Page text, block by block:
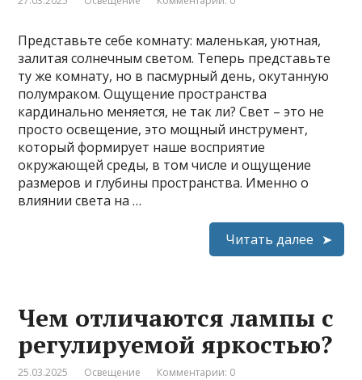
Представьте себе комнату: маленькая, уютная,
залитая солнечным светом. Теперь представьте
ту же комнату, но в пасмурный день, окутанную
полумраком. Ощущение пространства
кардинально меняется, не так ли? Свет – это не
просто освещение, это мощный инструмент,
который формирует наше восприятие
окружающей среды, в том числе и ощущение
размеров и глубины пространства. Именно о
влиянии света на …
Читать далее
Чем отличаются лампы с
регулируемой яркостью?
25.03.2025 Освещение Комментарии: 0